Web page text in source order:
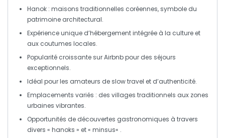
Hanok : maisons traditionnelles coréennes, symbole du
patrimoine architectural.
Expérience unique d’hébergementintégrée à la culture et
aux coutumes locales.
Popularité croissante surAirbnbpour des séjours
exceptionnels.
Idéal pour les amateurs de slow travel et d’authenticité.
Emplacements variés : des villages traditionnels aux zones
urbaines vibrantes.
Opportunités de découvertes gastronomiques à travers
divers « hanoks » et « minsus« .